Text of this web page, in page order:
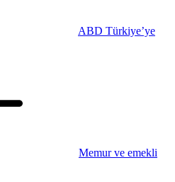
ABD Türkiye’ye
Memur ve emekli